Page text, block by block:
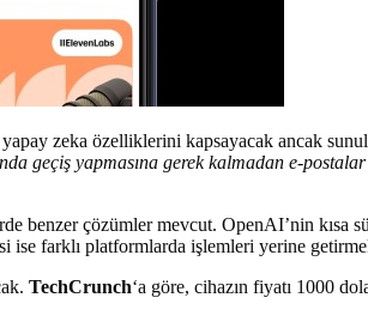
zeka özelliklerini kapsayacak ancak
geçiş yapmasına gerek kalmadan e-
benzer çözümler mevcut. OpenAI’nin kısa
farklı platformlarda işlemleri yerine
TechCrunch‘a göre, cihazın fiyatı 1000